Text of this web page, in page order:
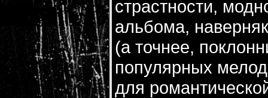
страстности,
альбома,
(а точнее,
популярных
для